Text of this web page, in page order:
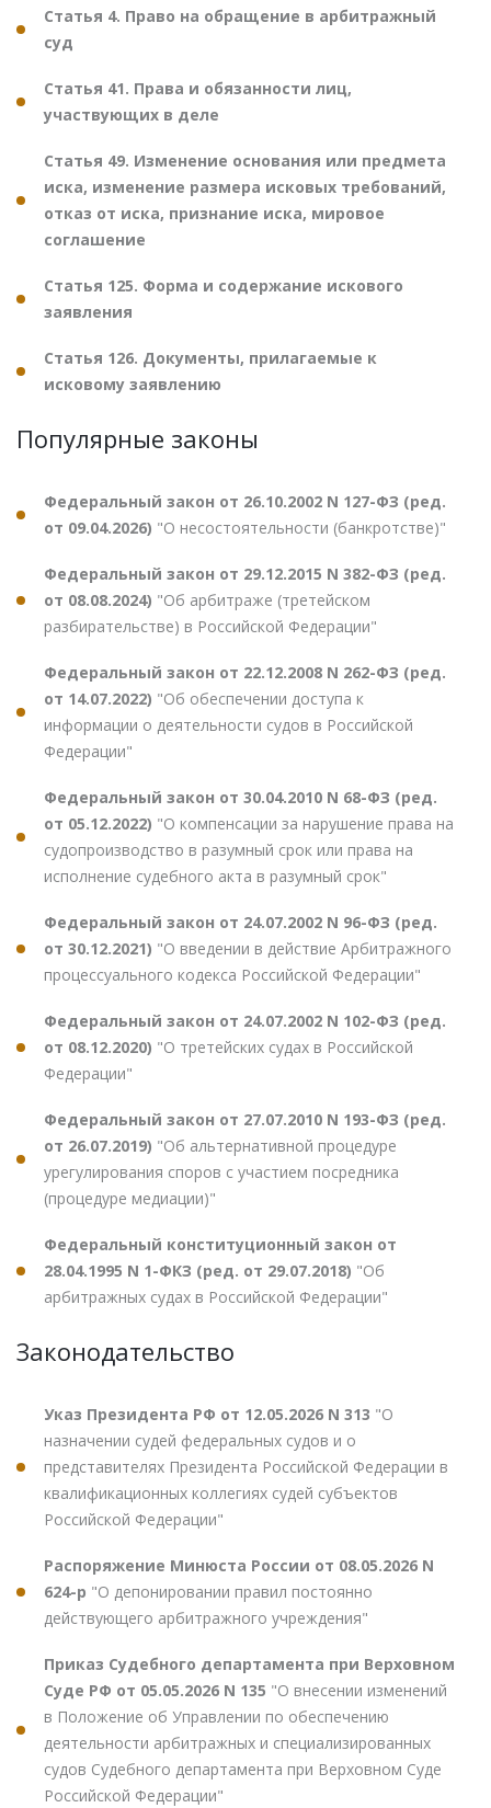
Статья 4. Право на обращение в арбитражный
суд
Статья 41. Права и обязанности лиц,
участвующих в деле
Статья 49. Изменение основания или предмета
иска, изменение размера исковых требований,
отказ от иска, признание иска, мировое
соглашение
Статья 125. Форма и содержание искового
заявления
Статья 126. Документы, прилагаемые к
исковому заявлению
Популярные законы
Федеральный закон от 26.10.2002 N 127-ФЗ (ред.
от 09.04.2026) "О несостоятельности (банкротстве)"
Федеральный закон от 29.12.2015 N 382-ФЗ (ред.
от 08.08.2024) "Об арбитраже (третейском
разбирательстве) в Российской Федерации"
Федеральный закон от 22.12.2008 N 262-ФЗ (ред.
от 14.07.2022) "Об обеспечении доступа к
информации о деятельности судов в Российской
Федерации"
Федеральный закон от 30.04.2010 N 68-ФЗ (ред.
от 05.12.2022) "О компенсации за нарушение права на
судопроизводство в разумный срок или права на
исполнение судебного акта в разумный срок"
Федеральный закон от 24.07.2002 N 96-ФЗ (ред.
от 30.12.2021) "О введении в действие Арбитражного
процессуального кодекса Российской Федерации"
Федеральный закон от 24.07.2002 N 102-ФЗ (ред.
от 08.12.2020) "О третейских судах в Российской
Федерации"
Федеральный закон от 27.07.2010 N 193-ФЗ (ред.
от 26.07.2019) "Об альтернативной процедуре
урегулирования споров с участием посредника
(процедуре медиации)"
Федеральный конституционный закон от
28.04.1995 N 1-ФКЗ (ред. от 29.07.2018) "Об
арбитражных судах в Российской Федерации"
Законодательство
Указ Президента РФ от 12.05.2026 N 313 "О
назначении судей федеральных судов и о
представителях Президента Российской Федерации в
квалификационных коллегиях судей субъектов
Российской Федерации"
Распоряжение Минюста России от 08.05.2026 N
624-р "О депонировании правил постоянно
действующего арбитражного учреждения"
Приказ Судебного департамента при Верховном
Суде РФ от 05.05.2026 N 135 "О внесении изменений
в Положение об Управлении по обеспечению
деятельности арбитражных и специализированных
судов Судебного департамента при Верховном Суде
Российской Федерации"